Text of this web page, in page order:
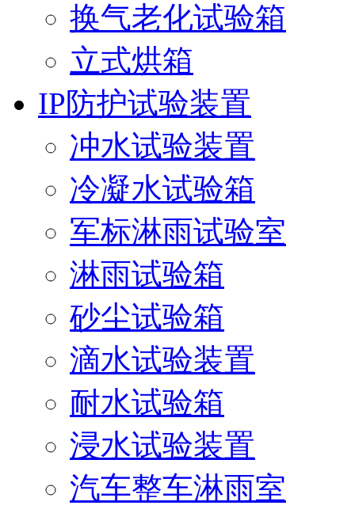
换气老化试验箱
立式烘箱
IP防护试验装置
冲水试验装置
冷凝水试验箱
军标淋雨试验室
淋雨试验箱
砂尘试验箱
滴水试验装置
耐水试验箱
浸水试验装置
汽车整车淋雨室